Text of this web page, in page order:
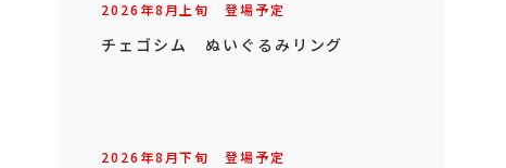
2026年8月上旬 登場予定
チェゴシム ぬいぐるみリング
2026年8月下旬 登場予定